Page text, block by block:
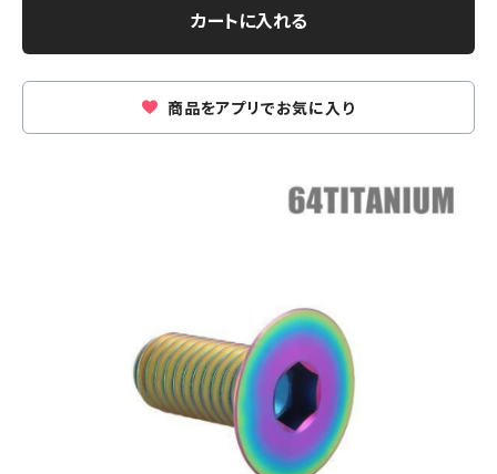
カートに入れる
商品をアプリでお気に入り